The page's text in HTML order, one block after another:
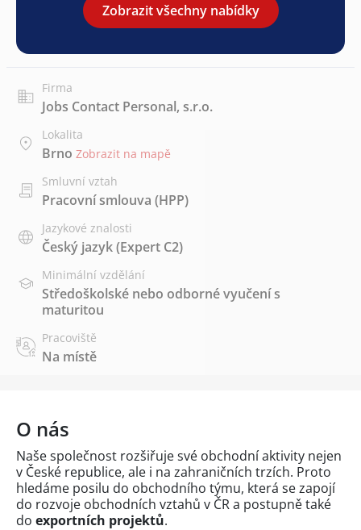
Zobrazit všechny nabídky
Firma
Jobs Contact Personal, s.r.o.
Lokalita
Brno Zobrazit na mapě
Smluvní vztah
Pracovní smlouva (HPP)
Jazykové znalosti
Český jazyk(Expert C2)
Minimální vzdělání
Středoškolské nebo odborné vyučení s
maturitou
Pracoviště
Na místě
O nás
Naše společnost rozšiřuje své obchodní aktivity nejen
v České republice, ale i na zahraničních trzích. Proto
hledáme posilu do obchodního týmu, která se zapojí
do rozvoje obchodních vztahů v ČR a postupně také
do exportních projektů.